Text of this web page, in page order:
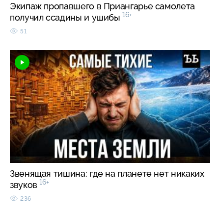
Экипаж пропавшего в Приангарье самолета
получил ссадины и ушибы 16+
51
Звенящая тишина: где на планете нет никаких
звуков 16+
236